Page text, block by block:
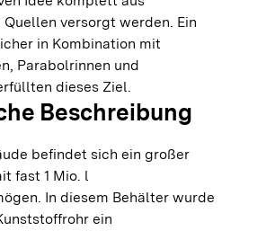
versorgt werden. Ein
in Kombination mit
Parabolrinnen und
dieses Ziel.
Beschreibung
befindet sich ein großer
fast 1 Mio. l
In diesem Behälter wurde
ein